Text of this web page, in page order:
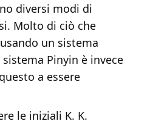
diversi modi di
Molto di ciò che
un sistema
Pinyin è invece
a essere
le iniziali K. K.